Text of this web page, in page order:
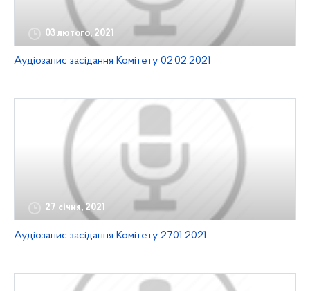
03 лютого, 2021
Аудіозапис засідання Комітету 02.02.2021
27 січня, 2021
Аудіозапис засідання Комітету 27.01.2021